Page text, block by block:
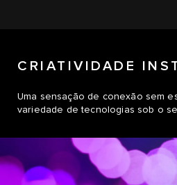
CRIATIVIDADE
Uma sensação de conexão sem
variedade de tecnologias sob o